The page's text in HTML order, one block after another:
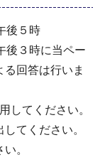
後５時
後３時に当ペー
回答は行いま
してください。
てください。
。